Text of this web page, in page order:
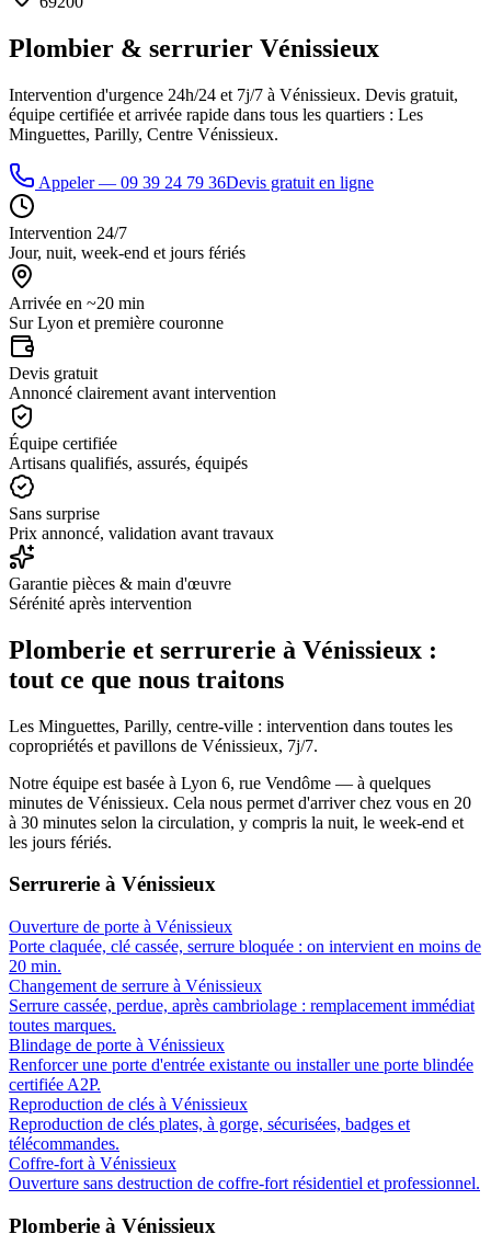
Plombier & serrurier Vénissieux
Intervention d'urgence 24h/24 et 7j/7 à Vénissieux. Devis gratuit,
équipe certifiée et arrivée rapide dans tous les quartiers : Les
Minguettes, Parilly, Centre Vénissieux.
Appeler — 09 39 24 79 36Devis gratuit en ligne
Intervention 24/7
Jour, nuit, week-end et jours fériés
Arrivée en ~20 min
Sur Lyon et première couronne
Devis gratuit
Annoncé clairement avant intervention
Équipe certifiée
Artisans qualifiés, assurés, équipés
Sans surprise
Prix annoncé, validation avant travaux
Garantie pièces & main d'œuvre
Sérénité après intervention
Plomberie et serrurerie à Vénissieux :
tout ce que nous traitons
Les Minguettes, Parilly, centre-ville : intervention dans toutes les
copropriétés et pavillons de Vénissieux, 7j/7.
Notre équipe est basée à Lyon 6, rue Vendôme — à quelques
minutes de Vénissieux. Cela nous permet d'arriver chez vous en 20
à 30 minutes selon la circulation, y compris la nuit, le week-end et
les jours fériés.
Serrurerie à Vénissieux
Ouverture de porte à Vénissieux
Porte claquée, clé cassée, serrure bloquée : on intervient en moins de
20 min.
Changement de serrure à Vénissieux
Serrure cassée, perdue, après cambriolage : remplacement immédiat
toutes marques.
Blindage de porte à Vénissieux
Renforcer une porte d'entrée existante ou installer une porte blindée
certifiée A2P.
Reproduction de clés à Vénissieux
Reproduction de clés plates, à gorge, sécurisées, badges et
télécommandes.
Coffre-fort à Vénissieux
Ouverture sans destruction de coffre-fort résidentiel et professionnel.
Plomberie à Vénissieux